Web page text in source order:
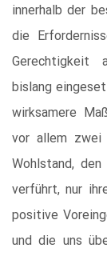
innerhalb der
die
Gerechtigkeit
bislang
wirksamere
vor allem zwei
Wohlstand,
verführt, nur
positive
und die uns